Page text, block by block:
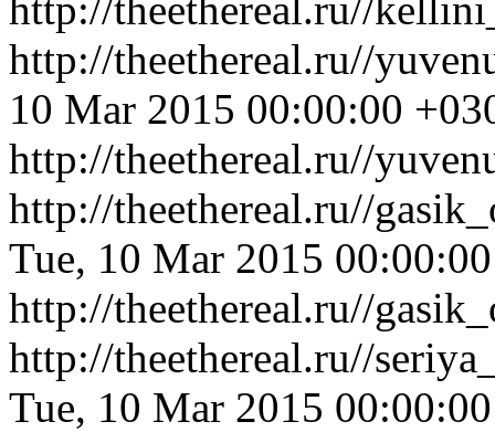
http://theethereal.ru//
10 Mar 2015 00:00:00
http://theethereal.ru//
http://theethereal.ru//
Tue, 10 Mar 2015
http://theethereal.ru//
http://theethereal.ru//
Tue, 10 Mar 2015